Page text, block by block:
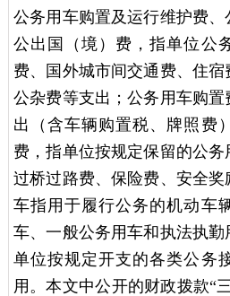
公务用车购置及运行维护费
公出国（境）费，指单位公
费、国外城市间交通费、住宿
公杂费等支出；公务用车购
出（含车辆购置税、牌照费
费，指单位按规定保留的公务
过桥过路费、保险费、安全
车指用于履行公务的机动车
车、一般公务用车和执法执
单位按规定开支的各类公务
用。本文中公开的财政拨款“